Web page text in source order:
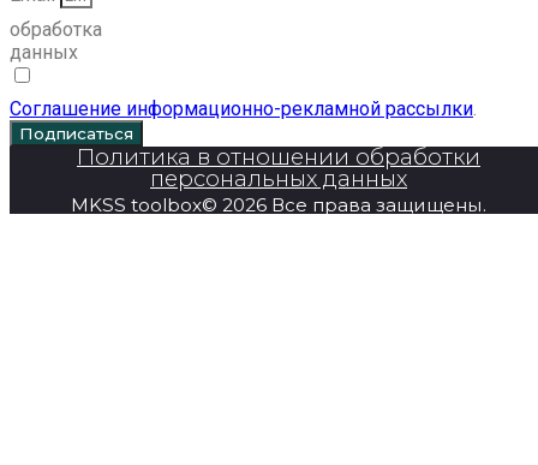
обработка
данных
Соглашение информационно-рекламной рассылки.
Подписаться
Политика в отношении обработки
персональных данных
MKSS toolbox© 2026 Все права защищены.